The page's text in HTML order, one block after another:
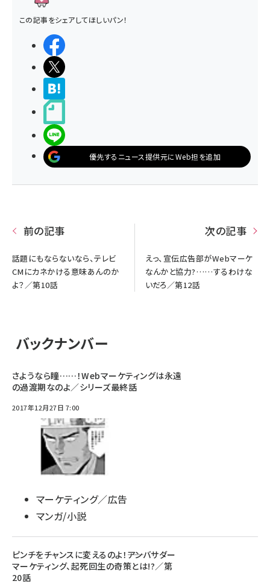
この記事をシェアしてほしいパン！
優先するニュース提供元にWeb担を追加
前の記事
話題にもならないなら、テレビ
CMにカネかける意味あんのか
よ？／第10話
次の記事
えっ、宣伝広告部がWebマーケ
なんかと協力?……するわけな
いだろ／第12話
バックナンバー
さようなら瞳……！Webマーケティングは永遠
の過渡期なのよ／シリーズ最終話
2017年12月27日 7:00
マーケティング／広告
マンガ/小説
ピンチをチャンスに変えるのよ！――アンバサダー
マーケティング、起死回生の奇策とは!?／第
20話